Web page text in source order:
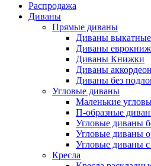
Распродажа
Диваны
Прямые диваны
Диваны выкатные
Диваны
Диваны Книжки
Диваны
Диваны без
Угловые диваны
Маленькие
П-образные
Угловые диваны
Угловые диваны
Угловые диваны
Кресла